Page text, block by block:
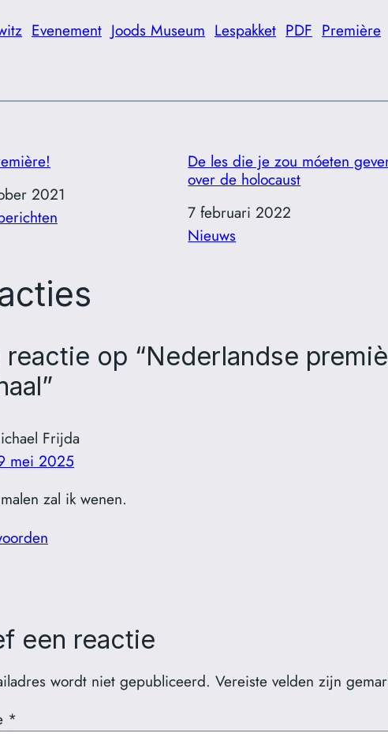
Evenement Joods Museum Lespakket PDF Première
2021
tot
De les die je zou móeten
over de holocaust
Datum
7 februari 2022
In relatie tot
Nieuws
reactie op “Nederlandse
Frijda
mei 2025
zal ik wenen.
een reactie
wordt niet gepubliceerd. Vereiste velden zijn
*